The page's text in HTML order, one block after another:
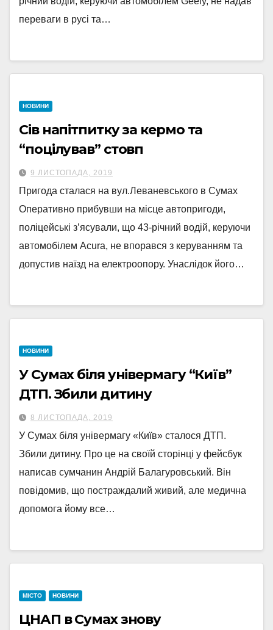
переваги в русі та…
НОВИНИ
Сів напітпитку за кермо та
“поцілував” стовп
9 ЛИСТОПАДА, 2019
Пригода сталася на вул.Леваневського в Сумах
Оперативно прибувши на місце автопригоди,
поліцейські з’ясували, що 43-річний водій, керуючи
автомобілем Acura, не впорався з керуванням та
допустив наїзд на електроопору. Унаслідок його…
НОВИНИ
У Сумах біля універмагу “Київ”
ДТП. Збили дитину
8 ЛИСТОПАДА, 2019
У Сумах біля універмагу «Київ» сталося ДТП.
Збили дитину. Про це на своїй сторінці у фейсбук
написав сумчанин Андрій Балагуровський. Він
повідомив, що постраждалий живий, але медична
допомога йому все…
МІСТО НОВИНИ
ЦНАП в Сумах знову